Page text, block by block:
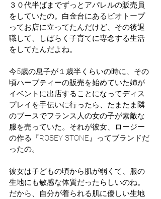
３０代半ばまでずっとアパレルの販売員
をしていたの。白金台にあるビオトープ
ってお店に立ってたんだけど、その後退
職して、しばらく子育てに専念する生活
をしてたんだよね。
今5歳の息子が１歳半くらいの時に、その
頃ハーブティーの販売を始めていた姉が
イベントに出店することになってディス
プレイを手伝いに行ったら、たまたま隣
のブースでフランス人の女の子が素敵な
服を売っていた。それが彼女、ロージー
の作る『ROSEY STONE』ってブランドだ
ったの。
彼女は子どもの頃から肌が弱くて、服の
生地にも敏感な体質だったらしいのね。
だから、自分が着られる肌に優しい生地